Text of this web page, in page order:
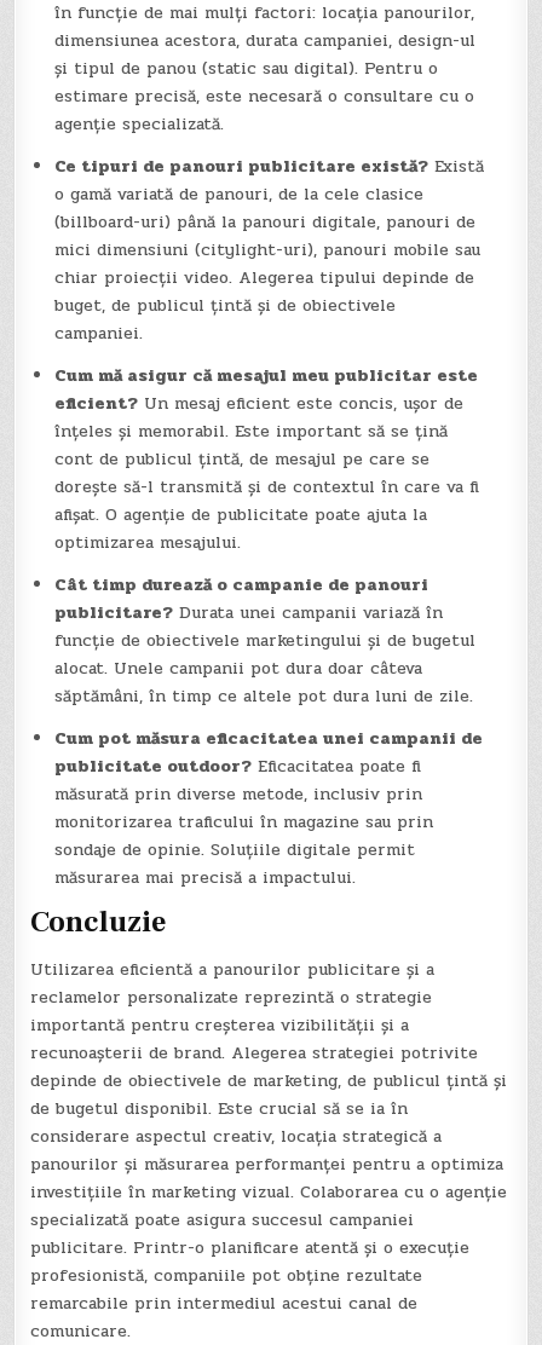
în funcție de mai mulți factori: locația panourilor,
dimensiunea acestora, durata campaniei, design-ul
și tipul de panou (static sau digital). Pentru o
estimare precisă, este necesară o consultare cu o
agenție specializată.
Ce tipuri de panouri publicitare există? Există
o gamă variată de panouri, de la cele clasice
(billboard-uri) până la panouri digitale, panouri de
mici dimensiuni (citylight-uri), panouri mobile sau
chiar proiecții video. Alegerea tipului depinde de
buget, de publicul țintă și de obiectivele
campaniei.
Cum mă asigur că mesajul meu publicitar este
eficient? Un mesaj eficient este concis, ușor de
înțeles și memorabil. Este important să se țină
cont de publicul țintă, de mesajul pe care se
dorește să-l transmită și de contextul în care va fi
afișat. O agenție de publicitate poate ajuta la
optimizarea mesajului.
Cât timp durează o campanie de panouri
publicitare? Durata unei campanii variază în
funcție de obiectivele marketingului și de bugetul
alocat. Unele campanii pot dura doar câteva
săptămâni, în timp ce altele pot dura luni de zile.
Cum pot măsura eficacitatea unei campanii de
publicitate outdoor? Eficacitatea poate fi
măsurată prin diverse metode, inclusiv prin
monitorizarea traficului în magazine sau prin
sondaje de opinie. Soluțiile digitale permit
măsurarea mai precisă a impactului.
Concluzie
Utilizarea eficientă a panourilor publicitare și a
reclamelor personalizate reprezintă o strategie
importantă pentru creșterea vizibilității și a
recunoașterii de brand. Alegerea strategiei potrivite
depinde de obiectivele de marketing, de publicul țintă și
de bugetul disponibil. Este crucial să se ia în
considerare aspectul creativ, locația strategică a
panourilor și măsurarea performanței pentru a optimiza
investițiile în marketing vizual. Colaborarea cu o agenție
specializată poate asigura succesul campaniei
publicitare. Printr-o planificare atentă și o execuție
profesionistă, companiile pot obține rezultate
remarcabile prin intermediul acestui canal de
comunicare.